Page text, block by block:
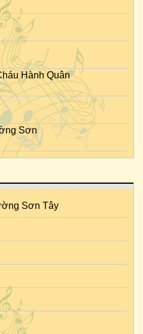
Hành Quân
Sơn
Sơn Tây